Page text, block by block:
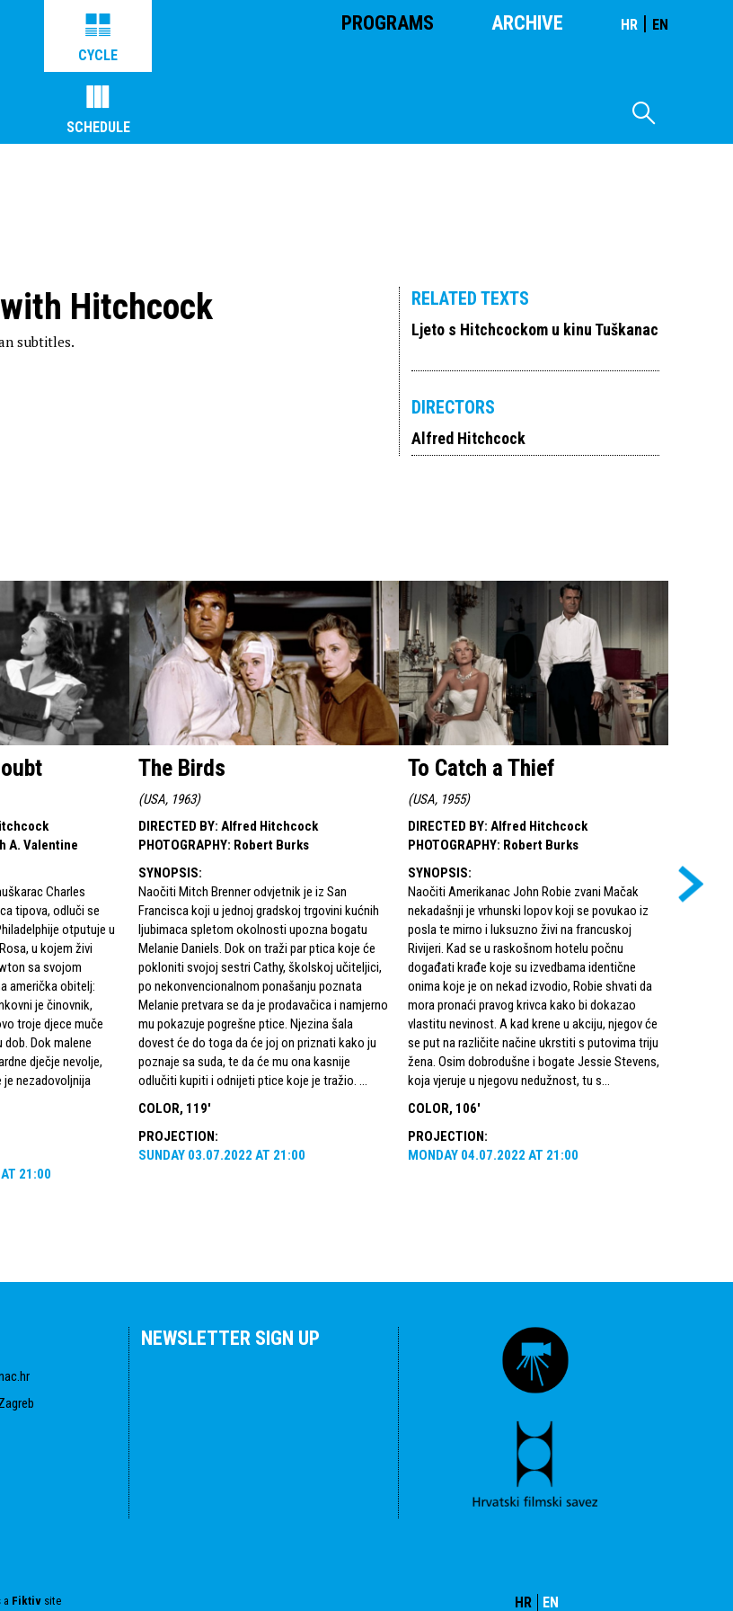
PROGRAMS ARCHIVE HR | EN
CYCLE
SCHEDULE
Hitchcock
subtitles.
RELATED TEXTS
Ljeto s Hitchcockom u kinu Tuškanac
DIRECTORS
Alfred Hitchcock
A. Valentine
Charles
tipova, odluči se
otputuje u
u kojem živi
sa svojom
američka obitelj:
je činovnik,
troje djece muče
Dok malene
dječje nevolje,
je nezadovoljnija
AT 21:00
The Birds
(USA, 1963)
DIRECTED BY: Alfred Hitchcock
PHOTOGRAPHY: Robert Burks
SYNOPSIS:
Naočiti Mitch Brenner odvjetnik je iz San
Francisca koji u jednoj gradskoj trgovini kućnih
ljubimaca spletom okolnosti upozna bogatu
Melanie Daniels. Dok on traži par ptica koje će
pokloniti svojoj sestri Cathy, školskoj učiteljici,
po nekonvencionalnom ponašanju poznata
Melanie pretvara se da je prodavačica i namjerno
mu pokazuje pogrešne ptice. Njezina šala
dovest će do toga da će joj on priznati kako ju
poznaje sa suda, te da će mu ona kasnije
odlučiti kupiti i odnijeti ptice koje je tražio. ...
COLOR, 119'
PROJECTION:
SUNDAY 03.07.2022 AT 21:00
To Catch a Thief
(USA, 1955)
DIRECTED BY: Alfred Hitchcock
PHOTOGRAPHY: Robert Burks
SYNOPSIS:
Naočiti Amerikanac John Robie zvani Mačak
nekadašnji je vrhunski lopov koji se povukao iz
posla te mirno i luksuzno živi na francuskoj
Rivijeri. Kad se u raskošnom hotelu počnu
događati krađe koje su izvedbama identične
onima koje je on nekad izvodio, Robie shvati da
mora pronaći pravog krivca kako bi dokazao
vlastitu nevinost. A kad krene u akciju, njegov će
se put na različite načine ukrstiti s putovima triju
žena. Osim dobrodušne i bogate Jessie Stevens,
koja vjeruje u njegovu nedužnost, tu s...
COLOR, 106'
PROJECTION:
MONDAY 04.07.2022 AT 21:00
NEWSLETTER SIGN UP
HR EN
a Fiktiv site